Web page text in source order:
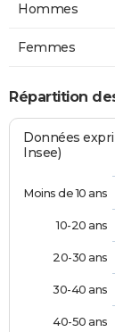
Hommes
Femmes
Répartition
Données
Insee)
Moins de 10 ans
10-20 ans
20-30 ans
30-40 ans
40-50 ans